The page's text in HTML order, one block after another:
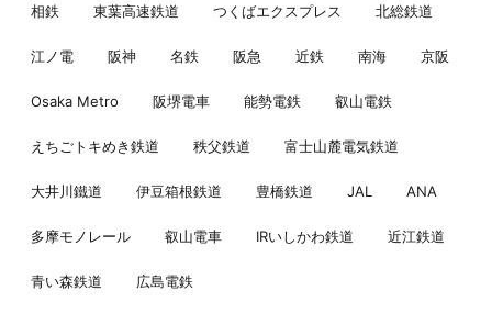
相鉄 東葉高速鉄道 つくばエクスプレス 北総鉄道
江ノ電 阪神 名鉄 阪急 近鉄 南海 京阪
Osaka Metro 阪堺電車 能勢電鉄 叡山電鉄
えちごトキめき鉄道 秩父鉄道 富士山麓電気鉄道
大井川鐵道 伊豆箱根鉄道 豊橋鉄道 JAL ANA
多摩モノレール 叡山電車 IRいしかわ鉄道 近江鉄道
青い森鉄道 広島電鉄